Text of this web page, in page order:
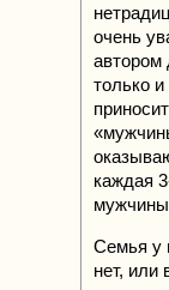
очень
автором
только
каждая
Семья у
нет,